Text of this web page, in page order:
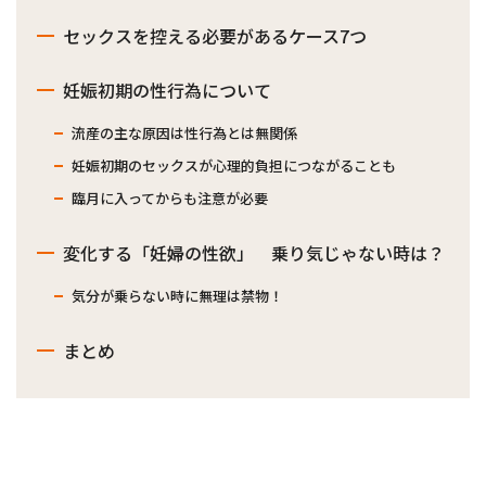
セックスを控える必要があるケース7つ
妊娠初期の性行為について
流産の主な原因は性行為とは無関係
妊娠初期のセックスが心理的負担につながることも
臨月に入ってからも注意が必要
変化する「妊婦の性欲」 乗り気じゃない時は？
気分が乗らない時に無理は禁物！
まとめ